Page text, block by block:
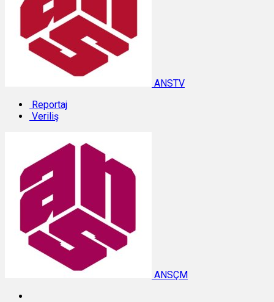
ANSTV
Reportaj
Veriliş
ANSÇM